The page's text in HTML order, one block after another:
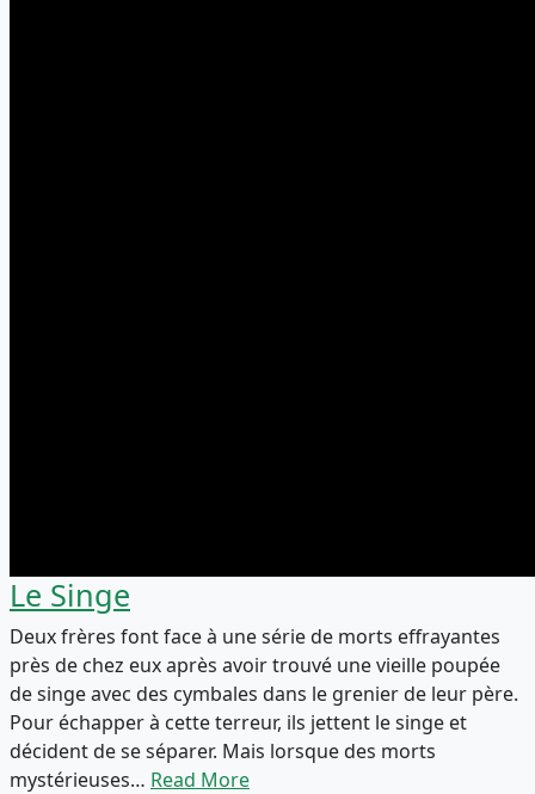
Le Singe
Deux frères font face à une série de morts effrayantes
près de chez eux après avoir trouvé une vieille poupée
de singe avec des cymbales dans le grenier de leur père.
Pour échapper à cette terreur, ils jettent le singe et
décident de se séparer. Mais lorsque des morts
mystérieuses… Read More